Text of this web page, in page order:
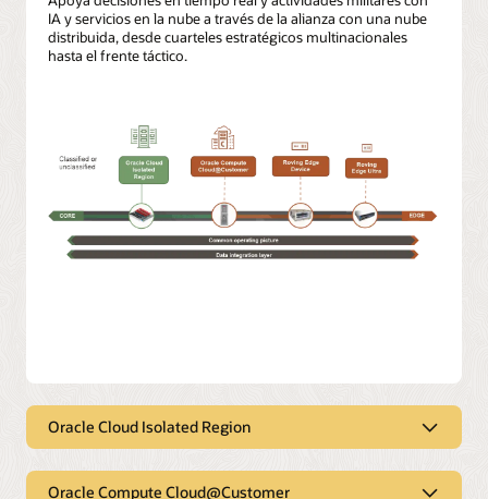
IA y servicios en la nube a través de la alianza con una nube
distribuida, desde cuarteles estratégicos multinacionales
hasta el frente táctico.
Oracle Cloud Isolated Region
Oracle Compute Cloud@Customer